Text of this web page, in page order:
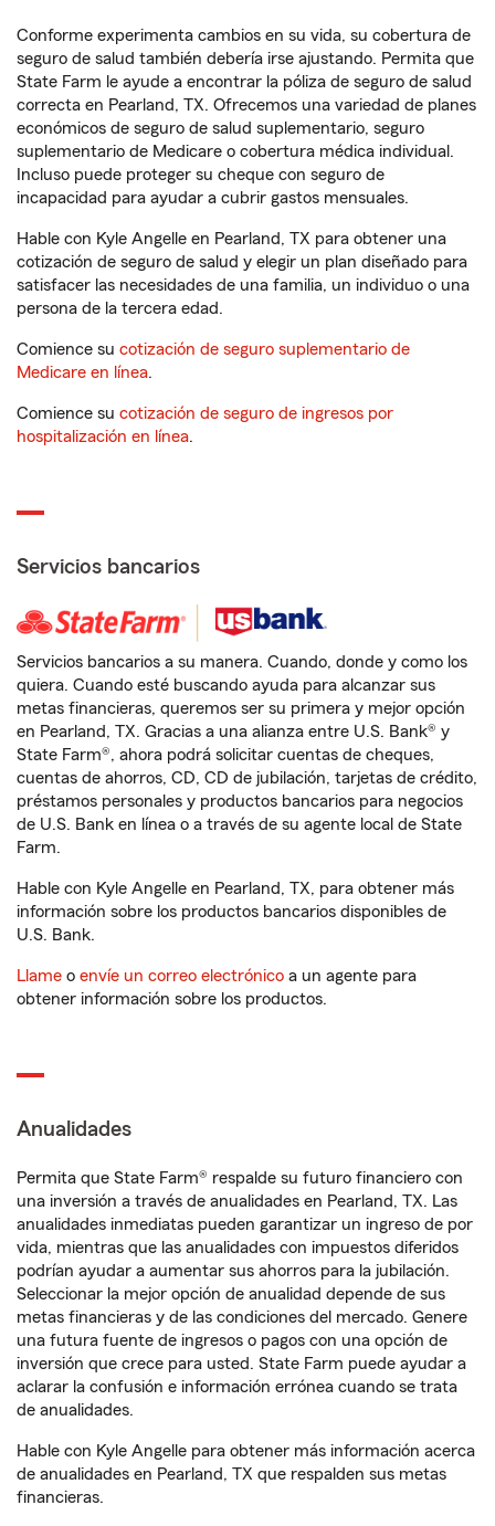
Conforme experimenta cambios en su vida, su cobertura de
seguro de salud también debería irse ajustando. Permita que
State Farm le ayude a encontrar la póliza de seguro de salud
correcta en Pearland, TX. Ofrecemos una variedad de planes
económicos de seguro de salud suplementario, seguro
suplementario de Medicare o cobertura médica individual.
Incluso puede proteger su cheque con seguro de
incapacidad para ayudar a cubrir gastos mensuales.
Hable con Kyle Angelle en Pearland, TX para obtener una
cotización de seguro de salud y elegir un plan diseñado para
satisfacer las necesidades de una familia, un individuo o una
persona de la tercera edad.
Comience su cotización de seguro suplementario de
Medicare en línea.
Comience su cotización de seguro de ingresos por
hospitalización en línea.
Servicios bancarios
Servicios bancarios a su manera. Cuando, donde y como los
quiera. Cuando esté buscando ayuda para alcanzar sus
metas financieras, queremos ser su primera y mejor opción
en Pearland, TX. Gracias a una alianza entre U.S. Bank® y
State Farm®, ahora podrá solicitar cuentas de cheques,
cuentas de ahorros, CD, CD de jubilación, tarjetas de crédito,
préstamos personales y productos bancarios para negocios
de U.S. Bank en línea o a través de su agente local de State
Farm.
Hable con Kyle Angelle en Pearland, TX, para obtener más
información sobre los productos bancarios disponibles de
U.S. Bank.
Llame o envíe un correo electrónico a un agente para
obtener información sobre los productos.
Anualidades
Permita que State Farm® respalde su futuro financiero con
una inversión a través de anualidades en Pearland, TX. Las
anualidades inmediatas pueden garantizar un ingreso de por
vida, mientras que las anualidades con impuestos diferidos
podrían ayudar a aumentar sus ahorros para la jubilación.
Seleccionar la mejor opción de anualidad depende de sus
metas financieras y de las condiciones del mercado. Genere
una futura fuente de ingresos o pagos con una opción de
inversión que crece para usted. State Farm puede ayudar a
aclarar la confusión e información errónea cuando se trata
de anualidades.
Hable con Kyle Angelle para obtener más información acerca
de anualidades en Pearland, TX que respalden sus metas
financieras.